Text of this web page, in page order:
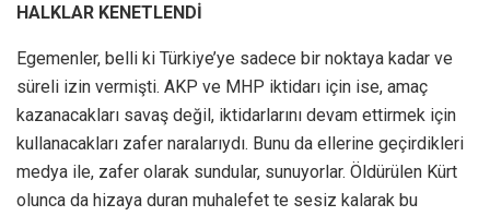
HALKLAR KENETLENDİ
Egemenler, belli ki Türkiye’ye sadece bir noktaya kadar ve
süreli izin vermişti. AKP ve MHP iktidarı için ise, amaç
kazanacakları savaş değil, iktidarlarını devam ettirmek için
kullanacakları zafer naralarıydı. Bunu da ellerine geçirdikleri
medya ile, zafer olarak sundular, sunuyorlar. Öldürülen Kürt
olunca da hizaya duran muhalefet te sesiz kalarak bu